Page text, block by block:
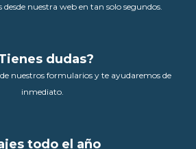
desde nuestra web en tan solo segundos.
dudas?
nuestros formularios y te ayudaremos de
inmediato.
todo el año